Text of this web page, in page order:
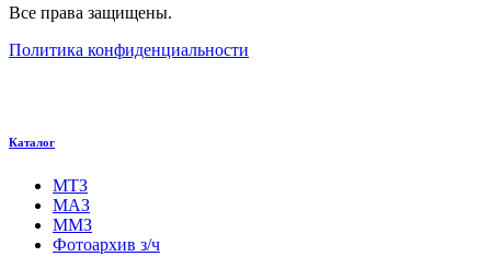
Все права защищены.
Политика конфиденциальности
Каталог
МТЗ
МАЗ
ММЗ
Фотоархив з/ч